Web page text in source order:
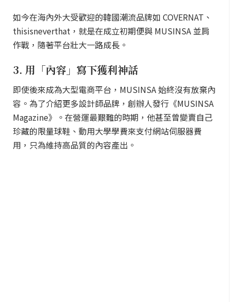
如今在海內外大受歡迎的韓國潮流品牌如 COVERNAT、
thisisneverthat，就是在成立初期便與 MUSINSA 並肩
作戰，隨著平台壯大一路成長。
3. 用「內容」寫下獲利神話
即使後來成為大型電商平台，MUSINSA 始終沒有放棄內
容。為了介紹更多設計師品牌，創辦人發行《MUSINSA
Magazine》。在營運最艱難的時期，他甚至曾變賣自己
珍藏的限量球鞋、動用大學學費來支付網站伺服器費
用，只為維持高品質的內容產出。